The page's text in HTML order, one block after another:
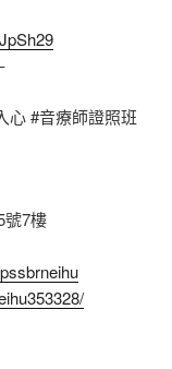
心#音療師證照班
號7樓